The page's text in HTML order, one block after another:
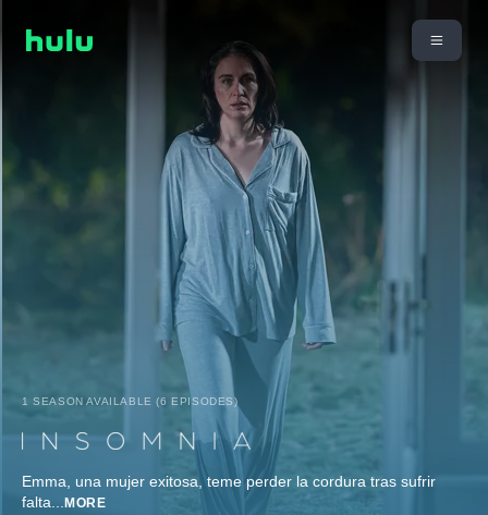
1 SEASON AVAILABLE (6 EPISODES)
Emma, una mujer exitosa, teme perder la cordura tras sufrir
falta... MORE